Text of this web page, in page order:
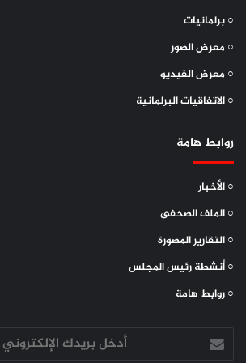
○ برلمانيات
○ معرض الصور
○ معرض الفيديو
○ الاتفاقيات البرلمانية
روابط هامة
○ الأخبار
○ الملف الصحفى
○ التقارير المصورة
○ أنشطة رئيس المجلس
○ روابط هامة
أدخل
بريدك